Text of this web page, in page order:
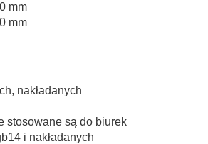
mm
mm
nakładanych
stosowane są do biurek
i nakładanych